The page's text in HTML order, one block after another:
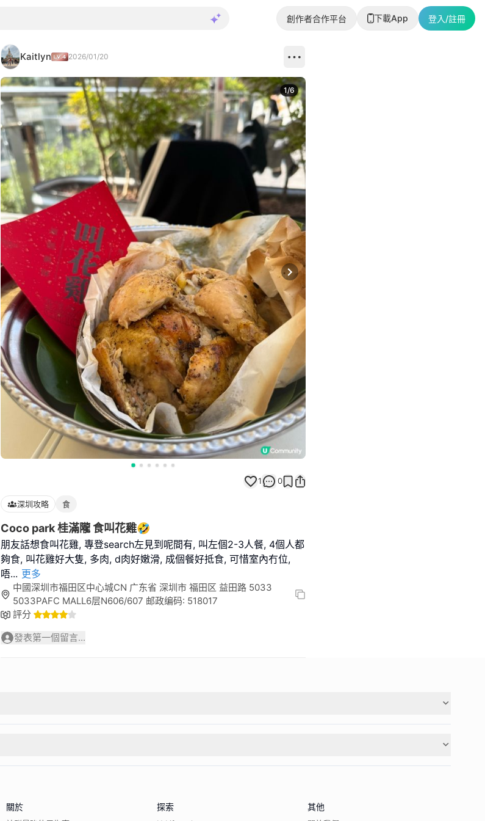
創作者合作平台 下載App 登入/註冊
Kaitlyn 2026/01/20
Next slide
1/6
1 0
深圳攻略 食
Coco park 桂滿隴 食叫花雞🤣
朋友話想食叫花雞, 專登search左見到呢間有, 叫左個2-3人餐, 4個人都
夠食, 叫花雞好大隻, 多肉, d肉好嫩滑, 成個餐好抵食, 可惜室內冇位,
唔... 更多
中國深圳市福田区中心城CN 广东省 深圳市 福田区 益田路 5033
5033PAFC MALL6层N606/607 邮政编码: 518017
評分
發表第一個留言...
關於 探索 其他